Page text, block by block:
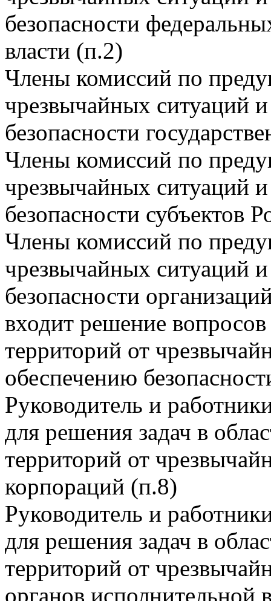
безопасности
власти (п.2)
Члены комиссий по
чрезвычайных ситуаций
безопасности
Члены комиссий по
чрезвычайных ситуаций
безопасности субъектов
Члены комиссий по
чрезвычайных ситуаций
безопасности
входит решение
территорий от
обеспечению
Руководитель и
для решения задач в
территорий от
корпораций (п.8)
Руководитель и
для решения задач в
территорий от
органов исполнительной